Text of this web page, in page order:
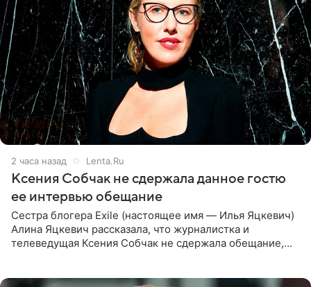
2 часа назад Lenta.Ru
Ксения Собчак не сдержала данное гостю
ее интервью обещание
Сестра блогера Exile (настоящее имя — Илья Яцкевич)
Алина Яцкевич рассказала, что журналистка и
телеведущая Ксения Собчак не сдержала обещание,